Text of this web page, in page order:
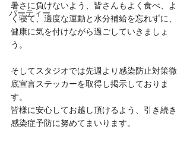
パーティー
暑さに負けないよう、皆さんもよく食べ、よ
く寝て、適度な運動と水分補給を忘れずに、
健康に気を付けながら過ごしていきましょ
う。
そしてスタジオでは先週より感染防止対策徹
底宣言ステッカーを取得し掲示しておりま
す。
皆様に安心してお越し頂けるよう、引き続き
感染症予防に努めてまいります。